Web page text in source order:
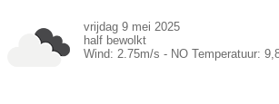
vrijdag 9 mei 2025
half bewolkt
Wind: 2.75m/s - NO Temperatuur: